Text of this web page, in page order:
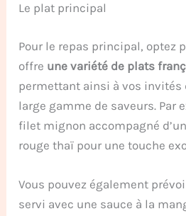
Le plat principal
Pour le repas principal, optez
offre une variété de plats
permettant ainsi à vos invités
large gamme de saveurs. Par
filet mignon accompagné
rouge thaï pour une touche
Vous pouvez également
servi avec une sauce à la